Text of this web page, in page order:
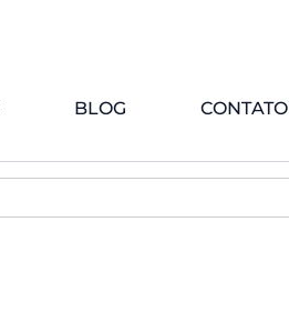
BLOG CONTATO